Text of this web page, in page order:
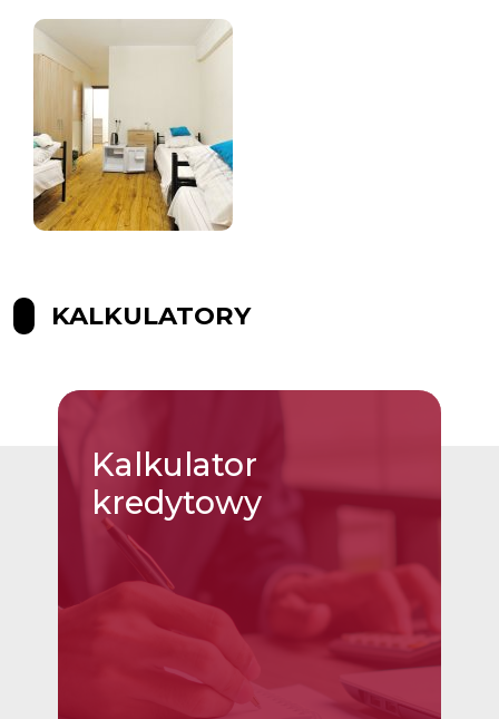
KALKULATORY
Kalkulator
kredytowy